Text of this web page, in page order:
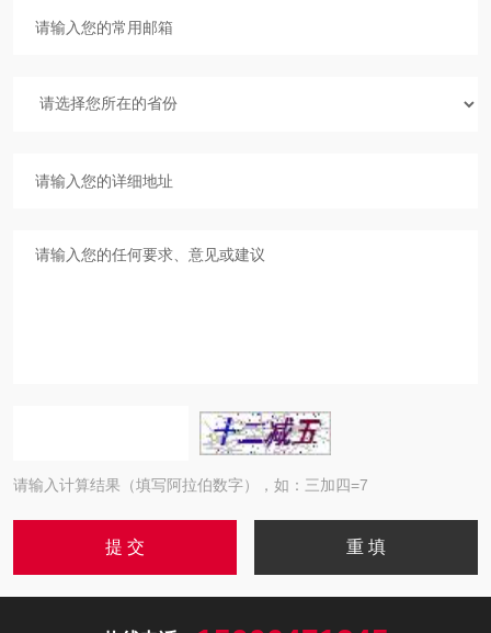
请输入计算结果（填写阿拉伯数字），如：三加四=7